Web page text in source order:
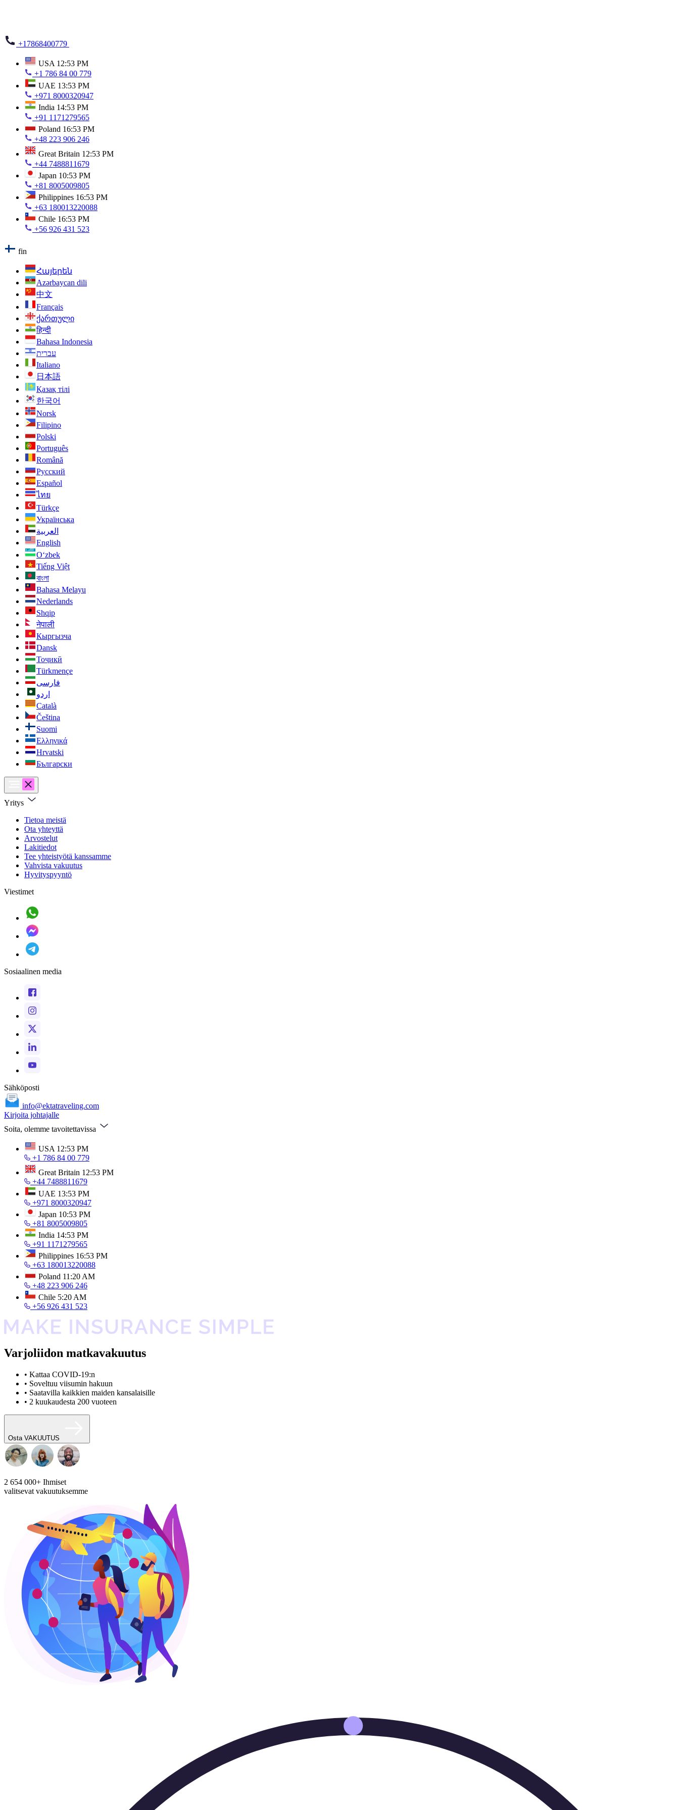
+17868400779
USA 12:53 PM
+1 786 84 00 779
UAE 13:53 PM
+971 8000320947
India 14:53 PM
+91 1171279565
Poland 16:53 PM
+48 223 906 246
Great Britain 12:53 PM
+44 7488811679
Japan 10:53 PM
+81 8005009805
Philippines 16:53 PM
+63 180013220088
Chile 16:53 PM
+56 926 431 523
fin
Հայերեն
Azərbaycan dili
中文
Français
ქართული
हिन्दी
Bahasa Indonesia
עברית
Italiano
日本語
Қазақ тілі
한국어
Norsk
Filipino
Polski
Português
Română
Русский
Español
ไทย
Türkçe
Українська
العربية
English
O‘zbek
Tiếng Việt
বাংলা
Bahasa Melayu
Nederlands
Shqip
नेपाली
Кыргызча
Dansk
Тоҷикӣ
Türkmençe
فارسی
اردو
Català
Čeština
Suomi
Ελληνικά
Hrvatski
Български
Yritys
Tietoa meistä
Ota yhteyttä
Arvostelut
Lakitiedot
Tee yhteistyötä kanssamme
Vahvista vakuutus
Hyvityspyyntö
Viestimet
Sosiaalinen media
Sähköposti
info@ektatraveling.com
Kirjoita johtajalle
Soita, olemme tavoitettavissa
USA 12:53 PM
+1 786 84 00 779
Great Britain 12:53 PM
+44 7488811679
UAE 13:53 PM
+971 8000320947
Japan 10:53 PM
+81 8005009805
India 14:53 PM
+91 1171279565
Philippines 16:53 PM
+63 180013220088
Poland 11:20 AM
+48 223 906 246
Chile 5:20 AM
+56 926 431 523
Varjoliidon matkavakuutus
• Kattaa COVID-19:n
• Soveltuu viisumin hakuun
• Saatavilla kaikkien maiden kansalaisille
• 2 kuukaudesta 200 vuoteen
Osta VAKUUTUS
2 654 000+ Ihmiset
valitsevat vakuutuksemme